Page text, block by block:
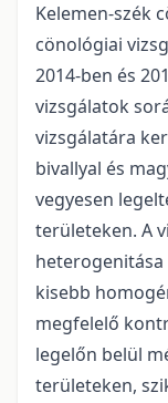
Kelemen-szék
cönológiai
2014-ben és
vizsgálatok
vizsgálatára
bivallyal és
vegyesen
területeken. A
kisebb
megfelelő
legelőn belül
területeken,